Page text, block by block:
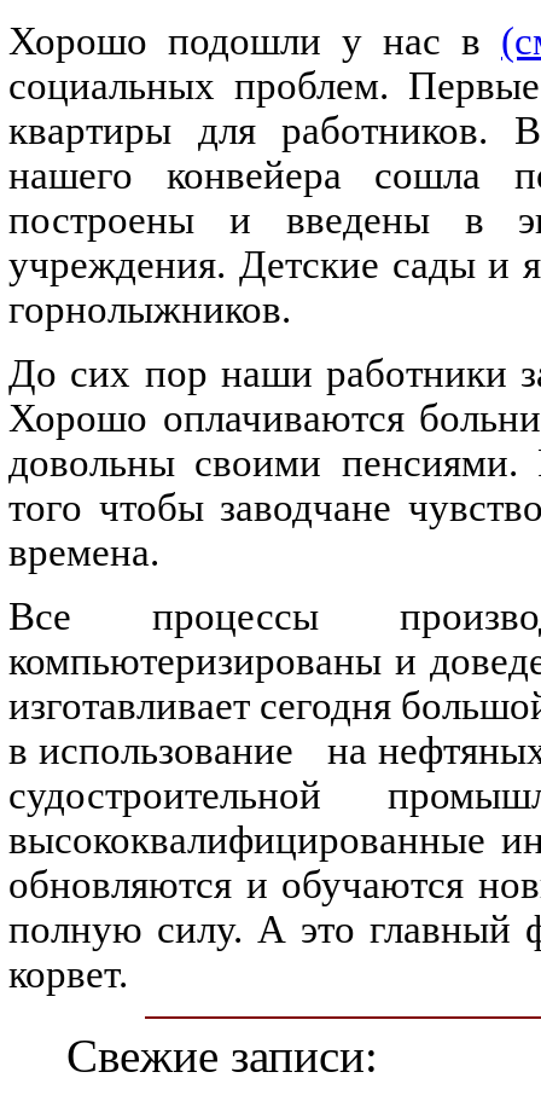
Хорошо подошли у нас в
социальных проблем.
квартиры для работников.
нашего конвейера сошла
построены и введены в
учреждения. Детские сады и
горнолыжников.
До сих пор наши работники
Хорошо оплачиваются
довольны своими пенсиями.
того чтобы заводчане
времена.
Все процессы
компьютеризированы и
изготавливает сегодня
в использование на
судостроительной
высококвалифицированные
обновляются и обучаются
полную силу. А это главный
корвет.
Свежие записи: